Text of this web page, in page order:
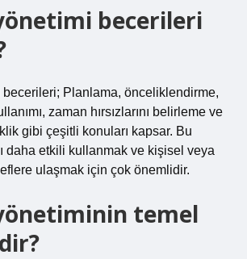
becerileri
Planlama, önceliklendirme,
zaman hırsızlarını belirleme ve
gibi çeşitli konuları kapsar. Bu
daha etkili kullanmak ve kişisel veya
ulaşmak için çok önemlidir.
temel